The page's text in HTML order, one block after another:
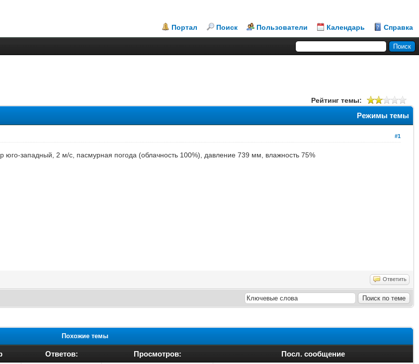
Портал Поиск Пользователи Календарь Справка
Рейтинг темы:
Режимы темы
#1
юго-западный, 2 м/с, пасмурная погода (облачность 100%), давление 739 мм, влажность 75%
Ответить
Похожие темы
Ответов: Просмотров: Посл. сообщение